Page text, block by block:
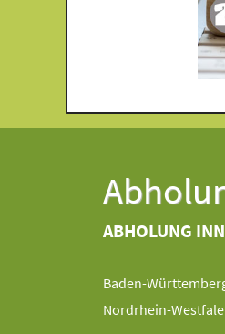
ABHOLUNG
Baden-
Nordrhein-